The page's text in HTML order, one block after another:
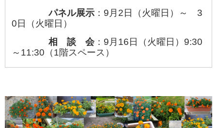
パネル展示：9月2日（火曜日）～ 3
0日（火曜日）
相 談 会：9月16日（火曜日）9:30
～11:30（1階スペース）